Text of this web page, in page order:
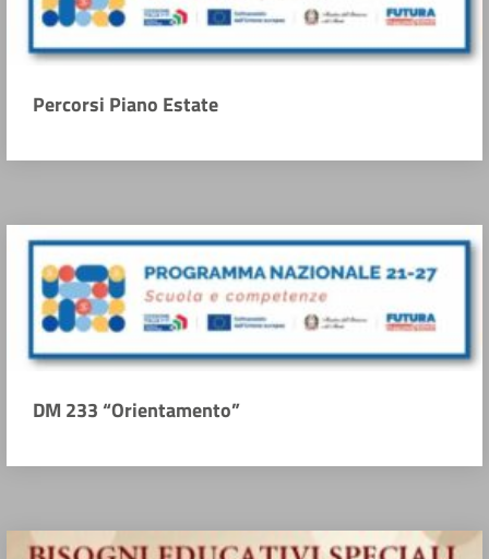
Percorsi Piano Estate
DM 233 “Orientamento”